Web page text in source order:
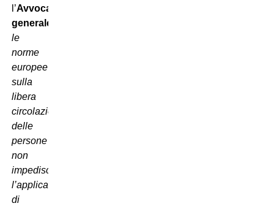
l’Avvocato
generale
le
norme
europee
sulla
libera
circolazione
delle
persone
non
impediscono
l’applicazione
di